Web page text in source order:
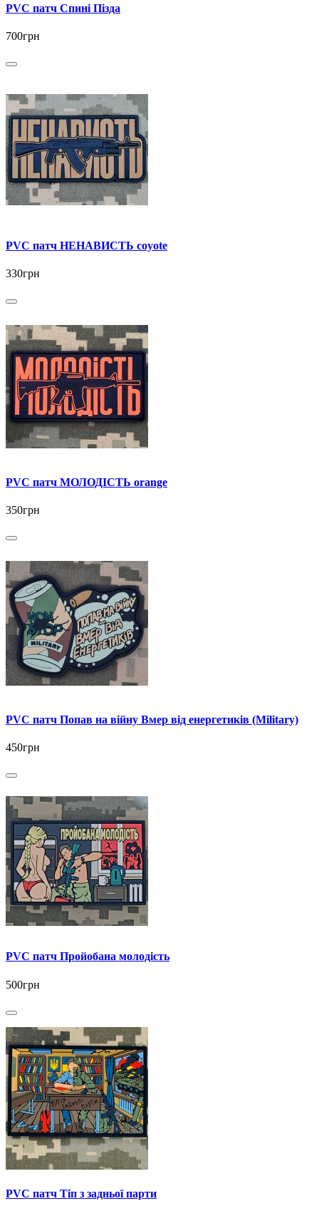
PVC патч Спині Пізда
700грн
PVC патч НЕНАВИСТЬ coyote
330грн
PVC патч МОЛОДІСТЬ orange
350грн
PVC патч Попав на війну Вмер від енергетиків (Military)
450грн
PVC патч Пройобана молодість
500грн
PVC патч Тіп з задньої парти